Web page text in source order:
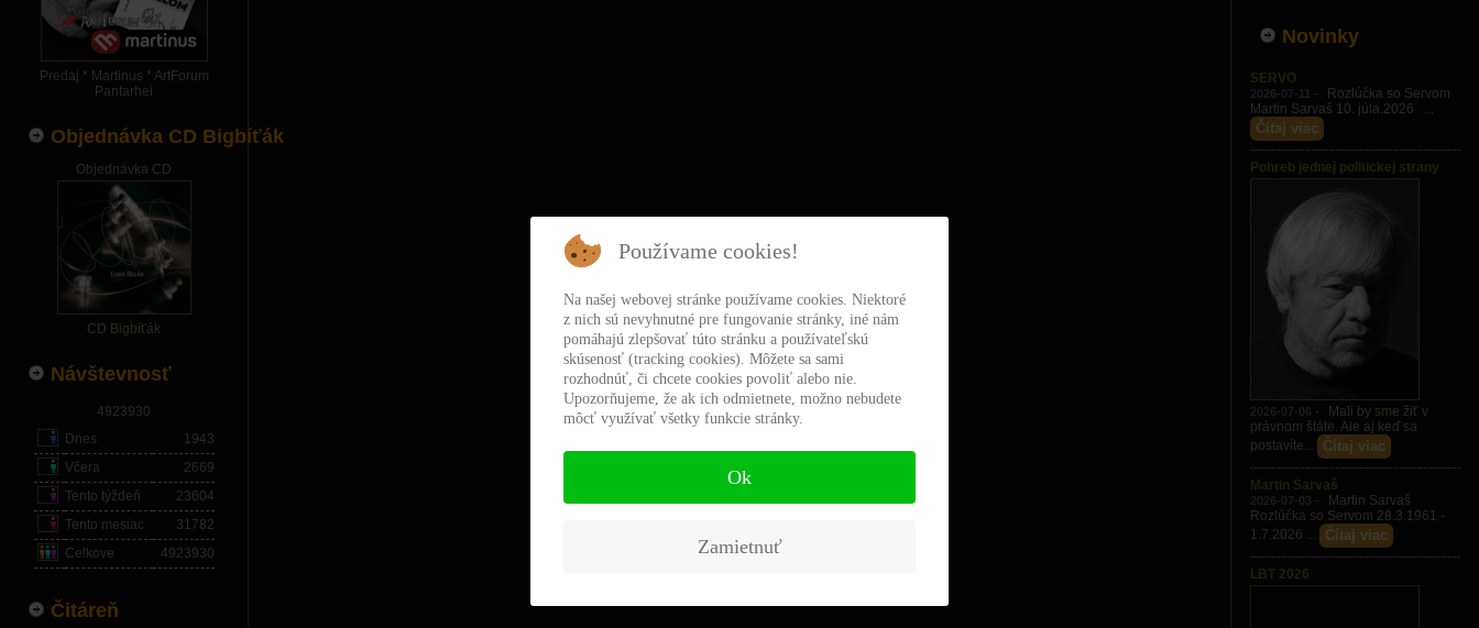
Predaj * Martinus * ArtForum
Pantarhei
Objednávka CD Bigbíťák
Objednávka CD
CD Bigbíťák
Návštevnosť
4923930
Dnes
1943
Včera
2669
Tento týždeň
23604
Tento mesiac
31782
Celkove
4923930
Čitáreň
Novinky
SERVO
2026-07-11 -
Rozlúčka so Servom
Martin Sarvaš 10. júla.2026 ...
Čítaj viac
Pohreb jednej politickej strany
2026-07-06 -
Mali by sme žiť v
právnom štáte. Ale aj keď sa
postavíte...
Čítaj viac
Martin Sarvaš
2026-07-03 -
Martin Sarvaš
Rozlúčka so Servom 28.3.1961 -
1.7.2026 ...
Čítaj viac
LBT 2026
Používame cookies!
Na našej webovej stránke používame cookies. Niektoré
z nich sú nevyhnutné pre fungovanie stránky, iné nám
pomáhajú zlepšovať túto stránku a používateľskú
skúsenosť (tracking cookies). Môžete sa sami
rozhodnúť, či chcete cookies povoliť alebo nie.
Upozorňujeme, že ak ich odmietnete, možno nebudete
môcť využívať všetky funkcie stránky.
Ok
Zamietnuť